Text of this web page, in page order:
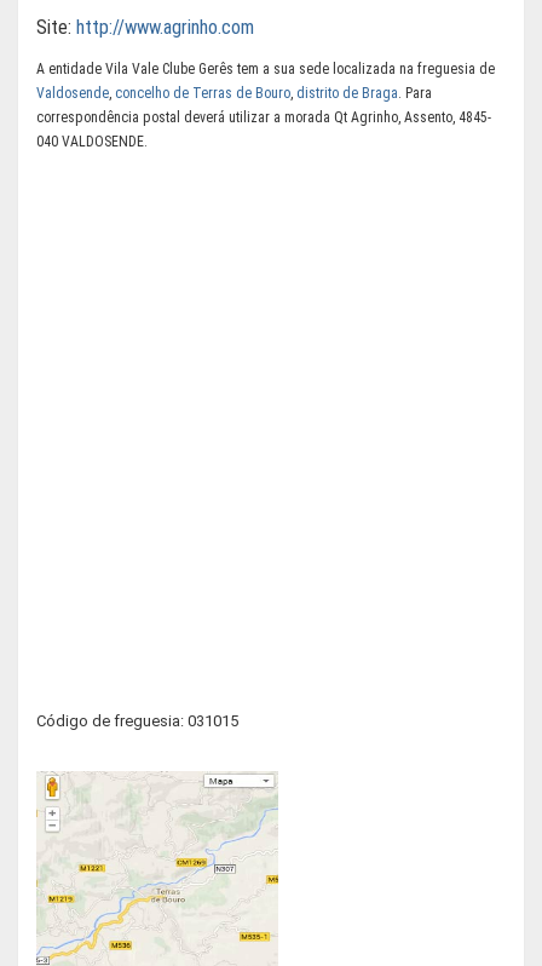
Site: http://www.agrinho.com
A entidade Vila Vale Clube Gerês tem a sua sede localizada na freguesia de
Valdosende, concelho de Terras de Bouro, distrito de Braga. Para
correspondência postal deverá utilizar a morada Qt Agrinho, Assento, 4845-
040 VALDOSENDE.
Código de freguesia: 031015